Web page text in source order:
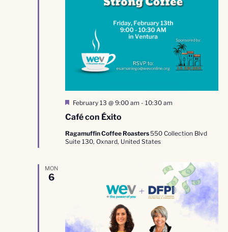
Café con Éxito
Destacado
February 13 @ 9:00 am - 10:30 am
Ragamuffin Coffee Roasters550 Collection Blvd
Suite 130, Oxnard, United States
MON
6